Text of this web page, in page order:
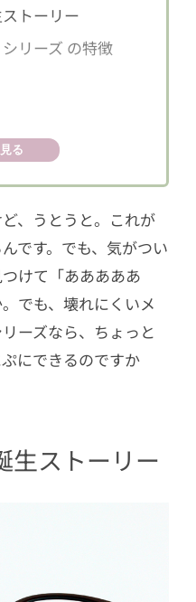
トーリー
リーズ の特徴
る
、うとうと。これが
です。でも、気がつい
けて「あああああ
でも、壊れにくいメ
ーズなら、ちょっと
にできるのですか
生ストーリー